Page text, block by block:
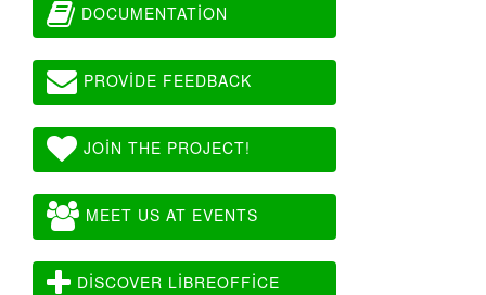
DOCUMENTATION
PROVIDE FEEDBACK
JOIN THE PROJECT!
MEET US AT EVENTS
DISCOVER LIBREOFFICE